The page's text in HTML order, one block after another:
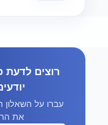
רוצים
עברו על השאלון
את